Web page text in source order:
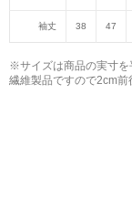
袖丈 38 47
※サイズは商品の実寸を
繊維製品ですので2cm前